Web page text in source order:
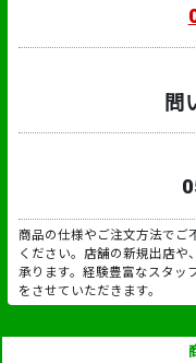
問
商品の仕様やご注文方法でご
ください。店舗の新規出店や
承ります。経験豊富なスタッ
をさせていただきます。